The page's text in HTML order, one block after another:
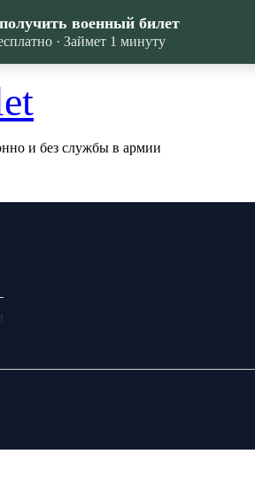
и без службы в армии
военный билет
· Займет 1 минуту